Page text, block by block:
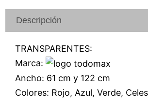
Descripción
TRANSPARENTES:
Marca:
Ancho: 61 cm y 122 cm
Colores: Rojo, Azul, Verde,